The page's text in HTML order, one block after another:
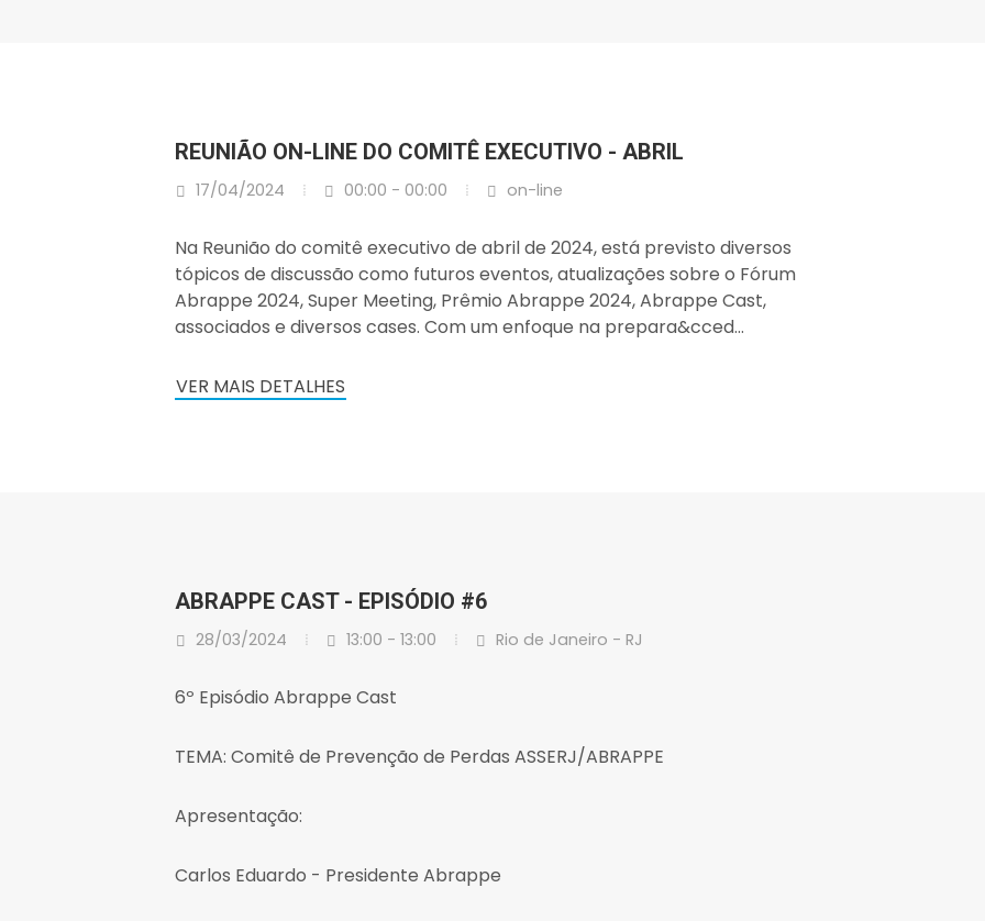
REUNIÃO ON-LINE DO COMITÊ EXECUTIVO - ABRIL
17/04/2024 00:00 - 00:00 on-line
Na Reunião do comitê executivo de abril de 2024, está previsto diversos
tópicos de discussão como futuros eventos, atualizações sobre o Fórum
Abrappe 2024, Super Meeting, Prêmio Abrappe 2024, Abrappe Cast,
associados e diversos cases. Com um enfoque na prepara&cced...
VER MAIS DETALHES
ABRAPPE CAST - EPISÓDIO #6
28/03/2024 13:00 - 13:00 Rio de Janeiro - RJ
6º Episódio Abrappe Cast
TEMA: Comitê de Prevenção de Perdas ASSERJ/ABRAPPE
Apresentação:
Carlos Eduardo - Presidente Abrappe